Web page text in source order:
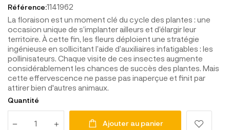
Référence:1141962
La floraison est un moment clé du cycle des plantes : une
occasion unique de s’implanter ailleurs et d’élargir leur
territoire. À cette fin, les fleurs déploient une stratégie
ingénieuse en sollicitant l’aide d’auxiliaires infatigables : les
pollinisateurs. Chaque visite de ces insectes augmente
considérablement les chances de succès des plantes. Mais
cette effervescence ne passe pas inaperçue et finit par
attirer bien d'autres animaux.
Quantité
Ajouter au panier